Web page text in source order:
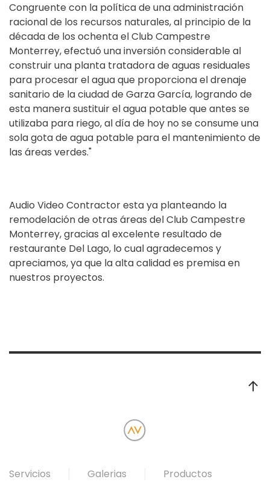
Congruente con la política de una administración
racional de los recursos naturales, al principio de la
década de los ochenta el Club Campestre
Monterrey, efectuó una inversión considerable al
construir una planta tratadora de aguas residuales
para procesar el agua que proporciona el drenaje
sanitario de la ciudad de Garza García, logrando de
esta manera sustituir el agua potable que antes se
utilizaba para riego, al día de hoy no se consume una
sola gota de agua potable para el mantenimiento de
las áreas verdes."
Audio Video Contractor esta ya planteando la
remodelación de otras áreas del Club Campestre
Monterrey, gracias al excelente resultado de
restaurante Del Lago, lo cual agradecemos y
apreciamos, ya que la alta calidad es premisa en
nuestros proyectos.
Servicios Galerias Productos